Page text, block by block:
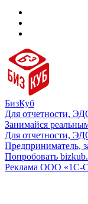
БизКуб
Для отчетности,
Занимайся
Для отчетности,
Предприниматель,
Попробовать
Реклама ООО «1С-